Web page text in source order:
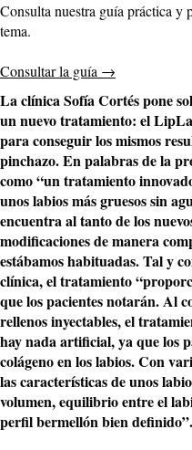
Consulta nuestra guía práctica y
tema.
Consultar la guía →
La clínica Sofía Cortés pone
un nuevo tratamiento: el
para conseguir los mismos
pinchazo. En palabras de la
como “un tratamiento
unos labios más gruesos sin
encuentra al tanto de los
modificaciones de manera
estábamos habituadas. Tal y
clínica, el tratamiento
que los pacientes notarán. Al
rellenos inyectables, el
hay nada artificial, ya que los
colágeno en los labios. Con
las características de unos
volumen, equilibrio entre el
perfil bermellón bien definido”.